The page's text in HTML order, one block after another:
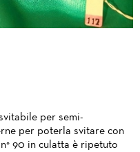
per semi-
per poterla svitare con
90 in culatta è ripetuto